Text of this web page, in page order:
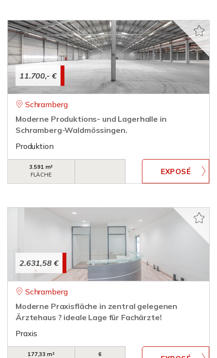
11.700,- €
Schramberg
Moderne Produktions- und Lagerhalle in
Schramberg-Waldmössingen.
Produktion
3.591 m²
FLÄCHE
2.631,58 €
Schramberg
Moderne Praxisfläche in zentral gelegenen
Ärztehaus ? ideale Lage für Fachärzte!
Praxis
177,33 m²
6